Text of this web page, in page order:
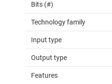
Bits (#)
Technology family
Input type
Output type
Features